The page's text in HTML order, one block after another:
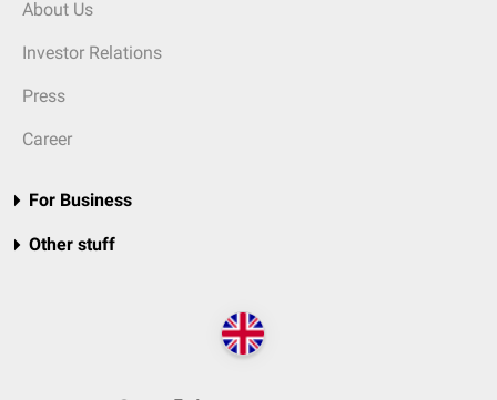
About Us
Investor Relations
Press
Career
For Business
Other stuff